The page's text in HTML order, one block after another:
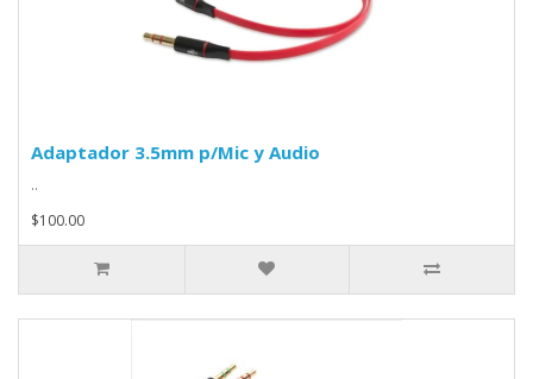
Adaptador 3.5mm p/Mic y Audio
..
$100.00